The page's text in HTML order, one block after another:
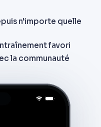
n'importe quelle
favori
la communauté